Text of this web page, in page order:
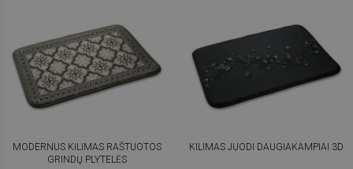
MODERNUS KILIMAS RAŠTUOTOS
GRINDŲ PLYTELĖS
KILIMAS JUODI DAUGIAKAMPIAI 3D